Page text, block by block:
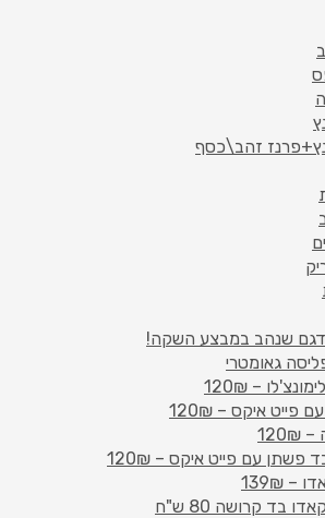
זהב\כסף
דגם שנהב במבצע השקה!
גאומטרי
– 120₪
פייט איקס – 120₪
עם פייט איקס – 120₪
139₪
בד קרושה 80 ש"ח